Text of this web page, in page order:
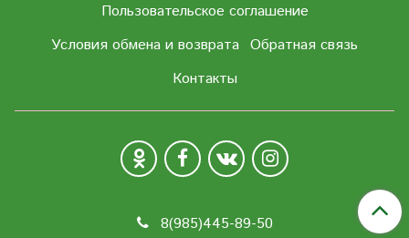
Пользовательское соглашение
Условия обмена и возврата Обратная связь
Контакты
8(985)445-89-50